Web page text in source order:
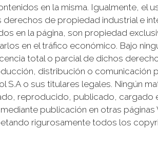
en la misma. Igualmente, el
de propiedad industrial e
en la página, son propiedad
en el tráfico económico. Bajo
total o parcial de dichos
distribución o comunicación
o sus titulares legales. Ningún
reproducido, publicado,
publicación en otras
rigurosamente todos los